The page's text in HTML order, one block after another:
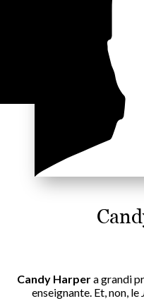
Candy Harpera grandi
enseignante. Et, non, le